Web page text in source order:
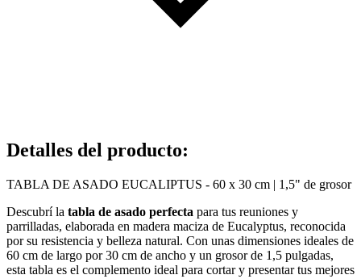
Detalles del producto:
TABLA DE ASADO EUCALIPTUS - 60 x 30 cm | 1,5" de grosor
Descubrí la tabla de asado perfecta para tus reuniones y
parrilladas, elaborada en madera maciza de Eucalyptus, reconocida
por su resistencia y belleza natural. Con unas dimensiones ideales de
60 cm de largo por 30 cm de ancho y un grosor de 1,5 pulgadas,
esta tabla es el complemento ideal para cortar y presentar tus mejores